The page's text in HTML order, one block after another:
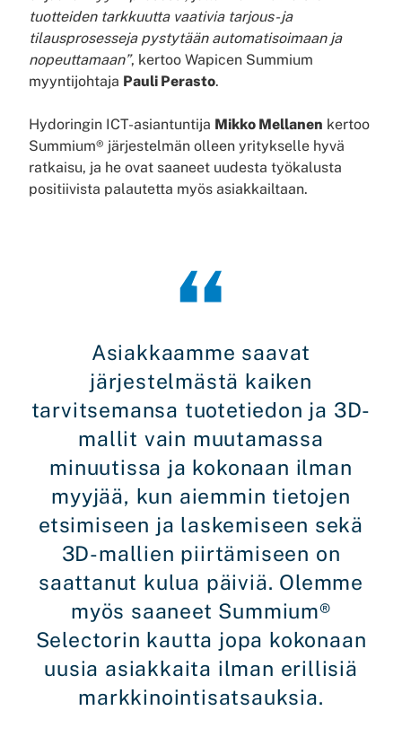
tuotteiden tarkkuutta vaativia tarjous- ja
tilausprosesseja pystytään automatisoimaan ja
nopeuttamaan”, kertoo Wapicen Summium
myyntijohtaja Pauli Perasto.
Hydoringin ICT-asiantuntija Mikko Mellanen kertoo
Summium® järjestelmän olleen yritykselle hyvä
ratkaisu, ja he ovat saaneet uudesta työkalusta
positiivista palautetta myös asiakkailtaan.
Asiakkaamme saavat
järjestelmästä kaiken
tarvitsemansa tuotetiedon ja 3D-
mallit vain muutamassa
minuutissa ja kokonaan ilman
myyjää, kun aiemmin tietojen
etsimiseen ja laskemiseen sekä
3D-mallien piirtämiseen on
saattanut kulua päiviä. Olemme
myös saaneet Summium®
Selectorin kautta jopa kokonaan
uusia asiakkaita ilman erillisiä
markkinointisatsauksia.